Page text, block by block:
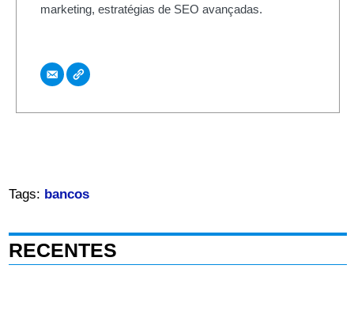
marketing, estratégias de SEO avançadas.
Tags: bancos
RECENTES